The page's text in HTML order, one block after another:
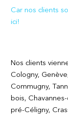
Car nos clients
ici!
Nos clients
Cologny,
Commugny,
bois,
pré-Céligny,